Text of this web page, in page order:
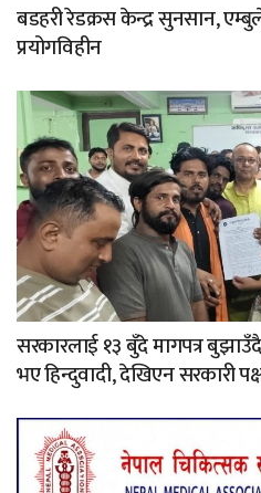
बडहरी रेडक्रस केन्द्र सुनसान,
प्रयोगविहीन
सरकारलाई १३ बुँदे मागपत्र
भए हिन्दुवादी, देखिएन सरकारी